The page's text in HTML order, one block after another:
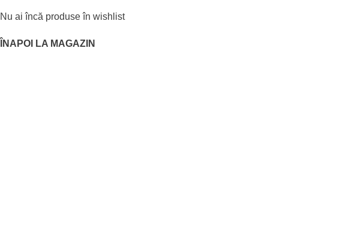
Nu ai încă produse în wishlist
ÎNAPOI LA MAGAZIN